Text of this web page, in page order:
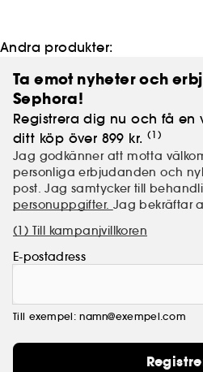
Andra produkter:
Ta emot nyheter och
Sephora!
Registrera dig nu och få en
ditt köp över 899 kr. (1)
Jag godkänner att motta
personliga erbjudanden och
post. Jag samtycker till
personuppgifter. Jag bekräftar
(1) Till kampanjvillkoren
E-postadress
Till exempel: namn@exempel.com